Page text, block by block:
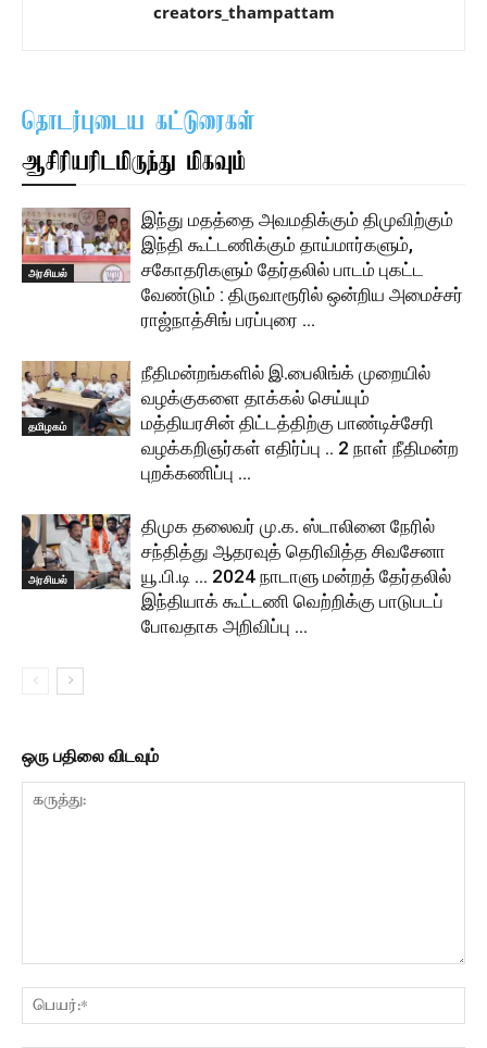
creators_thampattam
தொடர்புடைய கட்டுரைகள்
ஆசிரியரிடமிருந்து மிகவும்
அரசியல்
இந்து மதத்தை அவமதிக்கும் திமுவிற்கும்
இந்தி கூட்டணிக்கும் தாய்மார்களும்,
சகோதரிகளும் தேர்தலில் பாடம் புகட்ட
வேண்டும் : திருவாரூரில் ஒன்றிய அமைச்சர்
ராஜ்நாத்சிங் பரப்புரை …
தமிழகம்
நீதிமன்றங்களில் இ.பைலிங்க் முறையில்
வழக்குகளை தாக்கல் செய்யும்
மத்தியரசின் திட்டத்திற்கு பாண்டிச்சேரி
வழக்கறிஞர்கள் எதிர்ப்பு .. 2 நாள் நீதிமன்ற
புறக்கணிப்பு …
அரசியல்
திமுக தலைவர் மு.க. ஸ்டாலினை நேரில்
சந்தித்து ஆதரவுத் தெரிவித்த சிவசேனா
யூ.பி.டி … 2024 நாடாளு மன்றத் தேர்தலில்
இந்தியாக் கூட்டணி வெற்றிக்கு பாடுபடப்
போவதாக அறிவிப்பு …
ஒரு பதிலை விடவும்